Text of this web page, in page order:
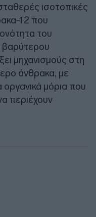
ισοτοπικές
12 που
του
βαρύτερου
μηχανισμούς στη
άνθρακα, με
μόρια που
περιέχουν